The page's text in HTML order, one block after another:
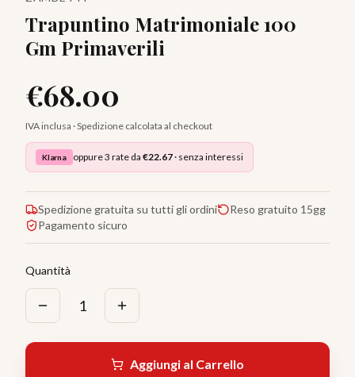
Trapuntino Matrimoniale 100
Gm Primaverili
€68.00
IVA inclusa · Spedizione calcolata al checkout
Klarna oppure 3 rate da €22.67· senza interessi
Spedizione gratuita su tutti gli ordini
Reso gratuito 15gg
Pagamento sicuro
Quantità
1
Aggiungi al Carrello